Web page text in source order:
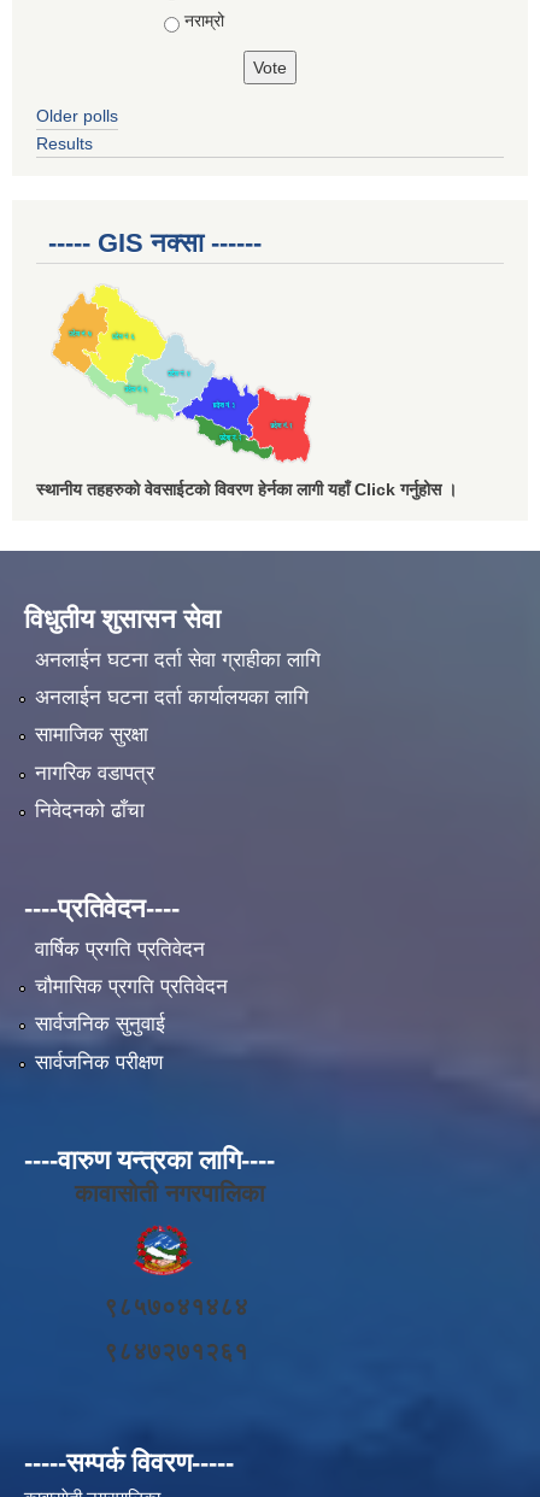
नराम्रो
Older polls
Results
----- GIS नक्सा ------
स्थानीय तहहरुको वेवसाईटको विवरण हेर्नका लागी यहाँ Click गर्नुहोस ।
विधुतीय शुसासन सेवा
अनलाईन घटना दर्ता सेवा ग्राहीका लागि
अनलाईन घटना दर्ता कार्यालयका लागि
सामाजिक सुरक्षा
नागरिक वडापत्र
निवेदनको ढाँचा
----प्रतिवेदन----
वार्षिक प्रगति प्रतिवेदन
चौमासिक प्रगति प्रतिवेदन
सार्वजनिक सुनुवाई
सार्वजनिक परीक्षण
----वारुण यन्त्रका लागि----
कावासोती नगरपालिका
९८५७०४१४८४
९८४७२७१२६१
-----सम्पर्क विवरण-----